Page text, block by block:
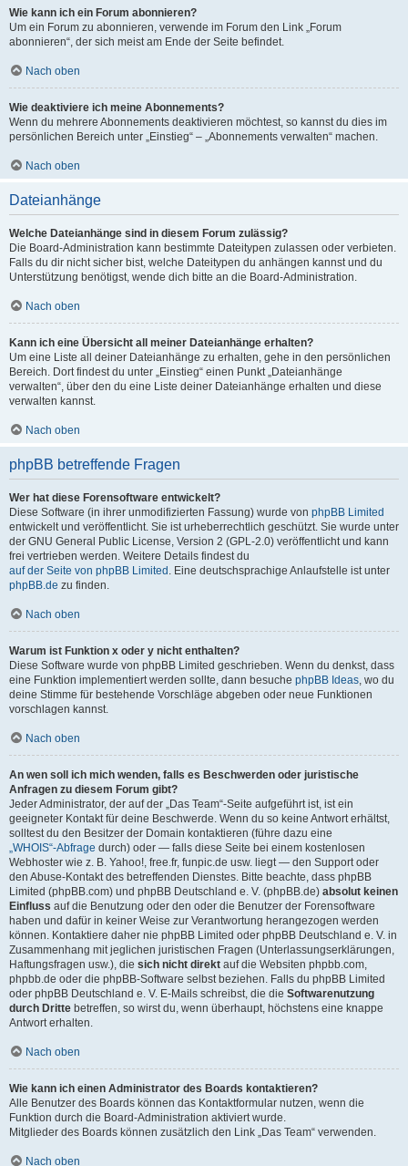
Wie kann ich ein Forum abonnieren?
Um ein Forum zu abonnieren, verwende im Forum den Link „Forum
abonnieren“, der sich meist am Ende der Seite befindet.
Nach oben
Wie deaktiviere ich meine Abonnements?
Wenn du mehrere Abonnements deaktivieren möchtest, so kannst du dies im
persönlichen Bereich unter „Einstieg“ – „Abonnements verwalten“ machen.
Nach oben
Dateianhänge
Welche Dateianhänge sind in diesem Forum zulässig?
Die Board-Administration kann bestimmte Dateitypen zulassen oder verbieten.
Falls du dir nicht sicher bist, welche Dateitypen du anhängen kannst und du
Unterstützung benötigst, wende dich bitte an die Board-Administration.
Nach oben
Kann ich eine Übersicht all meiner Dateianhänge erhalten?
Um eine Liste all deiner Dateianhänge zu erhalten, gehe in den persönlichen
Bereich. Dort findest du unter „Einstieg“ einen Punkt „Dateianhänge
verwalten“, über den du eine Liste deiner Dateianhänge erhalten und diese
verwalten kannst.
Nach oben
phpBB betreffende Fragen
Wer hat diese Forensoftware entwickelt?
Diese Software (in ihrer unmodifizierten Fassung) wurde von phpBB Limited
entwickelt und veröffentlicht. Sie ist urheberrechtlich geschützt. Sie wurde unter
der GNU General Public License, Version 2 (GPL-2.0) veröffentlicht und kann
frei vertrieben werden. Weitere Details findest du
auf der Seite von phpBB Limited . Eine deutschsprachige Anlaufstelle ist unter
phpBB.de zu finden.
Nach oben
Warum ist Funktion x oder y nicht enthalten?
Diese Software wurde von phpBB Limited geschrieben. Wenn du denkst, dass
eine Funktion implementiert werden sollte, dann besuche phpBB Ideas, wo du
deine Stimme für bestehende Vorschläge abgeben oder neue Funktionen
vorschlagen kannst.
Nach oben
An wen soll ich mich wenden, falls es Beschwerden oder juristische
Anfragen zu diesem Forum gibt?
Jeder Administrator, der auf der „Das Team“-Seite aufgeführt ist, ist ein
geeigneter Kontakt für deine Beschwerde. Wenn du so keine Antwort erhältst,
solltest du den Besitzer der Domain kontaktieren (führe dazu eine
„WHOIS“-Abfrage durch) oder — falls diese Seite bei einem kostenlosen
Webhoster wie z. B. Yahoo!, free.fr, funpic.de usw. liegt — den Support oder
den Abuse-Kontakt des betreffenden Dienstes. Bitte beachte, dass phpBB
Limited (phpBB.com) und phpBB Deutschland e. V. (phpBB.de) absolut keinen
Einfluss auf die Benutzung oder den oder die Benutzer der Forensoftware
haben und dafür in keiner Weise zur Verantwortung herangezogen werden
können. Kontaktiere daher nie phpBB Limited oder phpBB Deutschland e. V. in
Zusammenhang mit jeglichen juristischen Fragen (Unterlassungserklärungen,
Haftungsfragen usw.), die sich nicht direkt auf die Websiten phpbb.com,
phpbb.de oder die phpBB-Software selbst beziehen. Falls du phpBB Limited
oder phpBB Deutschland e. V. E-Mails schreibst, die die Softwarenutzung
durch Dritte betreffen, so wirst du, wenn überhaupt, höchstens eine knappe
Antwort erhalten.
Nach oben
Wie kann ich einen Administrator des Boards kontaktieren?
Alle Benutzer des Boards können das Kontaktformular nutzen, wenn die
Funktion durch die Board-Administration aktiviert wurde.
Mitglieder des Boards können zusätzlich den Link „Das Team“ verwenden.
Nach oben